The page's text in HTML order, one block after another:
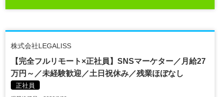
株式会社LEGALISS
【完全フルリモート×正社員】SNSマーケター／月給27
万円～／未経験歓迎／土日祝休み／残業ほぼなし
正社員